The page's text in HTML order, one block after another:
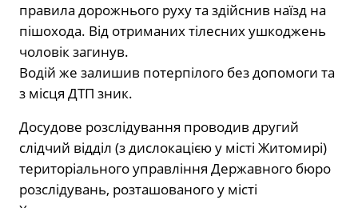
правила дорожнього руху та здійснив наїзд на
пішохода. Від отриманих тілесних ушкоджень
чоловік загинув.
Водій же залишив потерпілого без допомоги та
з місця ДТП зник.
Досудове розслідування проводив другий
слідчий відділ (з дислокацією у місті Житомирі)
територіального управління Державного бюро
розслідувань, розташованого у місті